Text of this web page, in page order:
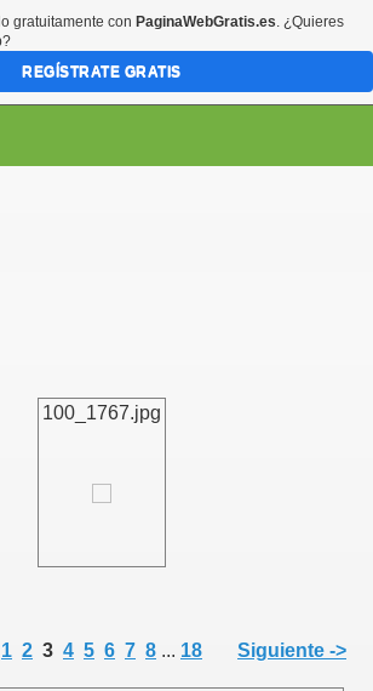
100_1767.jpg
1 2 3 4 5 6 7 8 ... 18 Siguiente ->
gratuitamente con PaginaWebGratis.es. ¿Quieres
REGÍSTRATE GRATIS